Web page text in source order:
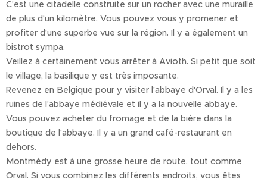
C'est une citadelle construite sur un rocher avec une muraille
de plus d'un kilomètre. Vous pouvez vous y promener et
profiter d'une superbe vue sur la région. Il y a également un
bistrot sympa.
Veillez à certainement vous arrêter à Avioth. Si petit que soit
le village, la basilique y est très imposante.
Revenez en Belgique pour y visiter l'abbaye d'Orval. Il y a les
ruines de l'abbaye médiévale et il y a la nouvelle abbaye.
Vous pouvez acheter du fromage et de la bière dans la
boutique de l'abbaye. Il y a un grand café-restaurant en
dehors.
Montmédy est à une grosse heure de route, tout comme
Orval. Si vous combinez les différents endroits, vous êtes